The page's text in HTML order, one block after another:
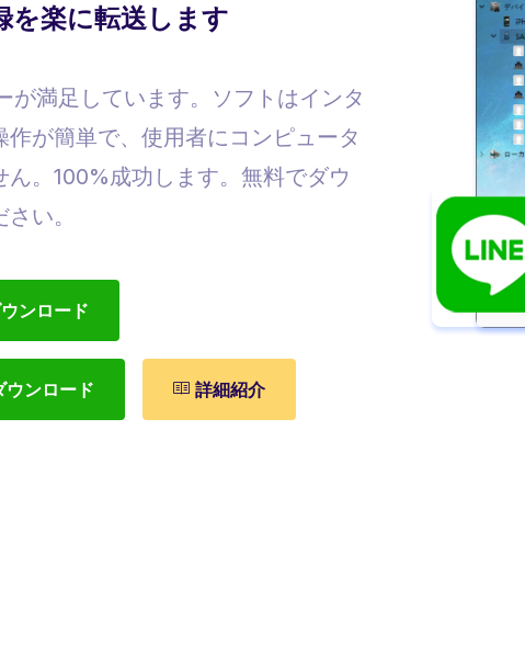
を楽に転送します
に、
が満足しています。ソフトはインタ
作が簡単で、使用者にコンピュータ
。100%成功します。無料でダウ
い。
ンロード
ウンロード 詳細紹介